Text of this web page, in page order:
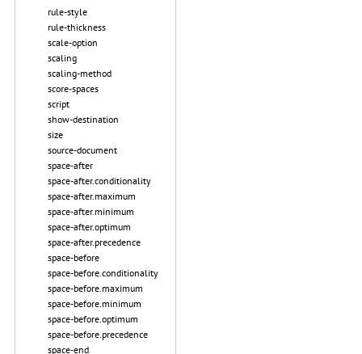
rule-style
rule-thickness
scale-option
scaling
scaling-method
score-spaces
script
show-destination
size
source-document
space-after
space-after.conditionality
space-after.maximum
space-after.minimum
space-after.optimum
space-after.precedence
space-before
space-before.conditionality
space-before.maximum
space-before.minimum
space-before.optimum
space-before.precedence
space-end